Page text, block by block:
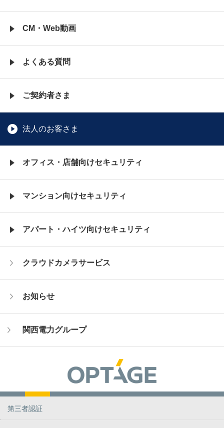
CM・Web動画
よくある質問
ご契約者さま
法人のお客さま
オフィス・店舗向けセキュリティ
マンション向けセキュリティ
アパート・ハイツ向けセキュリティ
クラウドカメラサービス
お知らせ
関西電力グループ
第三者認証